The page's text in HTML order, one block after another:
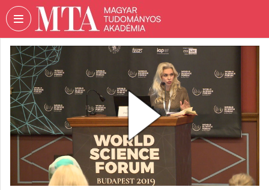
Fejléc kihagyása Menü kihagyása Tartalom kihagyása
VIDEO
MAGYAR
TUDOMÁNYOS
AKADÉMIA
Intézményi kezdőlap
Bejelentkezés